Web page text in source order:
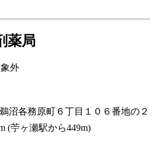
薬局
外
沼各務原町６丁目１０６番地の２
(苧ヶ瀬駅から449m)